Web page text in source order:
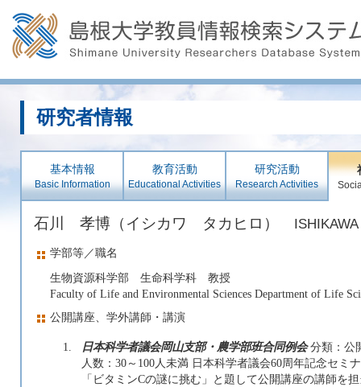
研究者情報
基本情報
Basic Information
教育活動
Educational Activities
研究活動
Research Activities
石川 孝博（イシカワ タカヒロ）
学部等／職名
生物資源科学部 生命科学科 教授
Faculty of Life and Environmental Sciences Department of Life
公開講座、学外講師・講演
1. 日本科学者議会岡山支部・農学部班合同例会分類：公
人数：30～100人未満 日本科学者議会60周年記念セミ
「ビタミンCの謎に挑む」と題して公開講座の講師を